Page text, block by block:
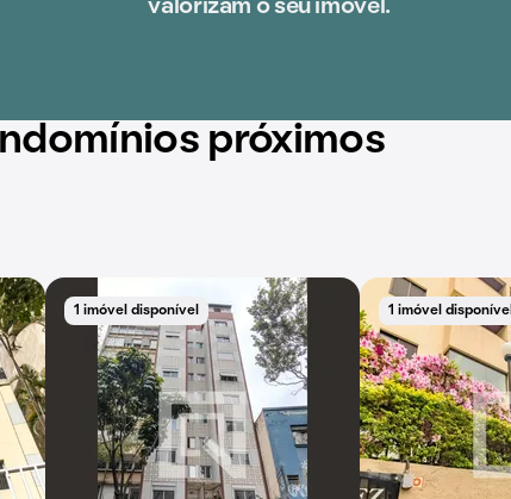
valorizam o seu imóvel.
próximos
1 imóvel disponível 1 imóvel disponível